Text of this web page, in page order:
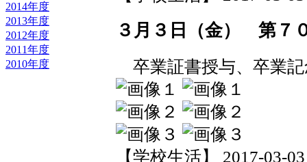
2014年度
2013年度
2012年度
2011年度
2010年度
３月３日（金） 第７
卒業証書授与、卒業
【学校生活】 2017-03-